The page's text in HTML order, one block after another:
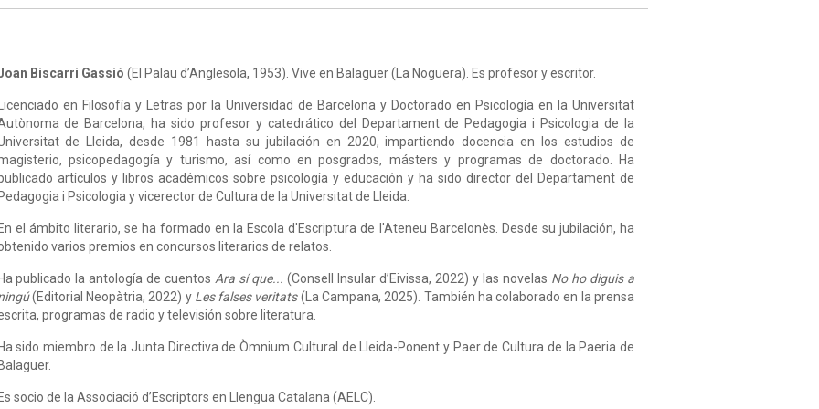
Biscarri Gassió (El Palau d’Anglesola, 1953). Vive en Balaguer (La Noguera). Es profesor y escritor.
en Filosofía y Letras por la Universidad de Barcelona y Doctorado en Psicología en la Universitat
de Barcelona, ha sido profesor y catedrático del Departament de Pedagogia i Psicologia de la
de Lleida, desde 1981 hasta su jubilación en 2020, impartiendo docencia en los estudios de
psicopedagogía y turismo, así como en posgrados, másters y programas de doctorado. Ha
artículos y libros académicos sobre psicología y educación y ha sido director del Departament de
i Psicologia y vicerector de Cultura de la Universitat de Lleida.
el ámbito literario, se ha formado en la Escola d'Escriptura de l'Ateneu Barcelonès. Desde su jubilación, ha
varios premios en concursos literarios de relatos.
publicado la antología de cuentos Ara sí que... (Consell Insular d’Eivissa, 2022) y las novelas No ho diguis a
(Editorial Neopàtria, 2022) y Les falses veritats(La Campana, 2025) . También ha colaborado en la prensa
programas de radio y televisión sobre literatura.
sido miembro de la Junta Directiva de Òmnium Cultural de Lleida-Ponent y Paer de Cultura de la Paeria de
socio de la Associació d’Escriptors en Llengua Catalana (AELC).